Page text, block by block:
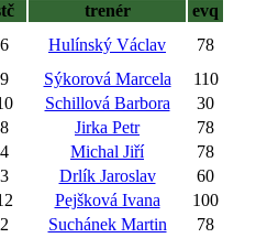
trenér
evq
6 Hulínský Václav
78
9 Sýkorová Marcela
110
Schillová Barbora
30
8 Jirka Petr
78
4 Michal Jiří
78
3 Drlík Jaroslav
60
Pejšková Ivana
100
2 Suchánek Martin
78